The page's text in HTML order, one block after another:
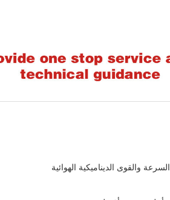
والقوى الديناميكية الهوائية